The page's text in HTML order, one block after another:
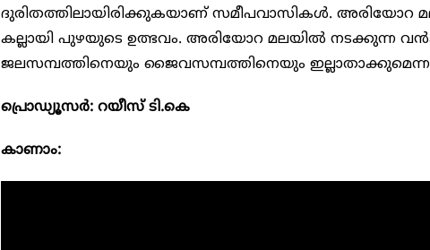
ദുരിതത്തിലായിരിക്കുകയാണ് സമീപവാസികൾ. അരിയോറ
കല്ലായി പുഴയുടെ ഉത്ഭവം. അരിയോറ മലയിൽ നടക്കുന്ന
ജലസമ്പത്തിനെയും ജൈവസമ്പത്തിനെയും
പ്രൊഡ്യൂസർ: റയീസ് ടി.കെ
കാണാം: